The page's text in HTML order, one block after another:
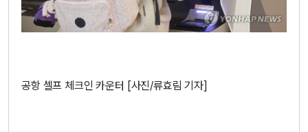
공항 셀프 체크인 카운터 [사진/류효림 기자]